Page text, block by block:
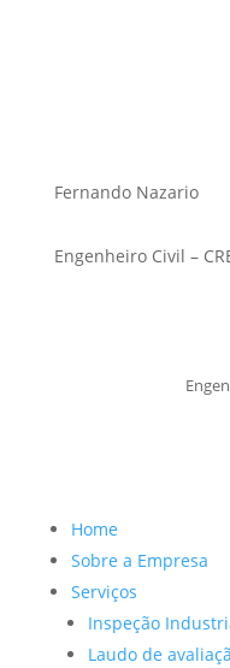
Fernando Nazario
Engenheiro Civil –
Home
Sobre a Empresa
Serviços
Inspeção
Laudo de